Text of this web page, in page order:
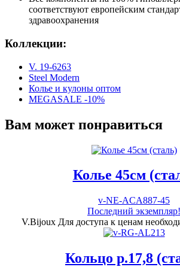
соответствуют европейским
здравоохранения
Коллекции:
V. 19-6263
Steel Modern
Колье и кулоны оптом
MEGASALE -10%
Вам может понравиться
Колье 45см
v-NE-ACA887-45
Последний экземпляр!
V.Bijoux Для доступа к ценам
Кольцо р.17,8